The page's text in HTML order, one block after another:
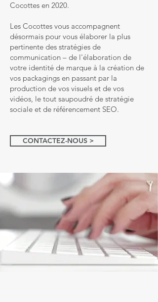
Cocottes en 2020.
Les Cocottes vous accompagnent
désormais pour vous élaborer la plus
pertinente des stratégies de
communication – de l'élaboration de
votre identité de marque à la création de
vos packagings en passant par la
production de vos visuels et de vos
vidéos, le tout saupoudré de stratégie
sociale et de référencement SEO.
CONTACTEZ-NOUS >